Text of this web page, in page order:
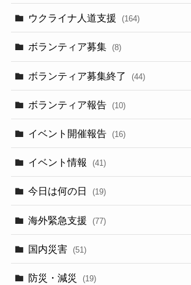
ウクライナ人道支援 (164)
ボランティア募集 (8)
ボランティア募集終了 (44)
ボランティア報告 (10)
イベント開催報告 (16)
イベント情報 (41)
今日は何の日 (19)
海外緊急支援 (77)
国内災害 (51)
防災・減災 (19)